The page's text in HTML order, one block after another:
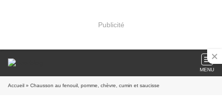
Publicité
MENU
Accueil » Chausson au fenouil, pomme, chèvre, cumin et saucisse